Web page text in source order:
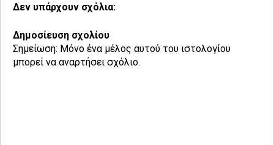
Δεν υπάρχουν σχόλια:
Δημοσίευση σχολίου
Σημείωση: Μόνο ένα μέλος αυτού του ιστολογίου
μπορεί να αναρτήσει σχόλιο.